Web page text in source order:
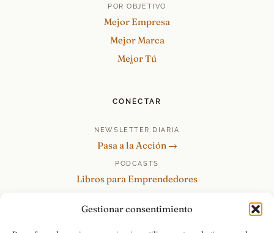
Gestionar consentimiento
POR OBJETIVO
Mejor Empresa
Mejor Marca
Mejor Tú
CONECTAR
NEWSLETTER DIARIA
Pasa a la Acción →
PODCASTS
Libros para Emprendedores
re:Invéntate / PowerSkills